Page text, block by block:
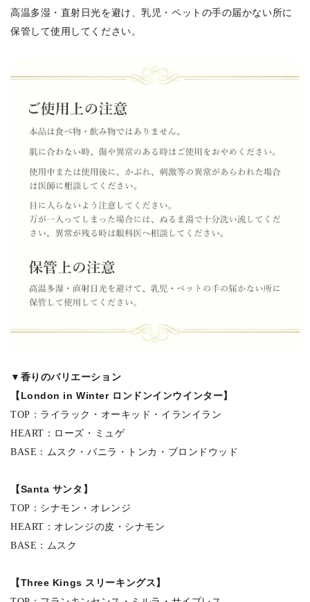
高温多湿・直射日光を避け、乳児・ペットの手の届かない所に
保管して使用してください。
▼香りのバリエーション
【London in Winter ロンドンインウインター】
TOP：ライラック・オーキッド・イランイラン
HEART：ローズ・ミュゲ
BASE：ムスク・バニラ・トンカ・ブロンドウッド
【Santa サンタ】
TOP：シナモン・オレンジ
HEART：オレンジの皮・シナモン
BASE：ムスク
【Three Kings スリーキングス】